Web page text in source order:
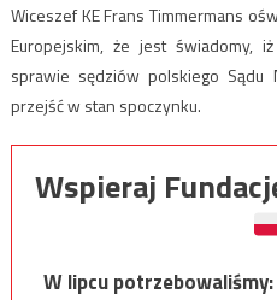
Wiceszef KE Frans Timmermans
Europejskim, że jest świadomy,
sprawie sędziów polskiego Sądu
przejść w stan spoczynku.
Wspieraj
W lipcu potrzebowaliśmy: